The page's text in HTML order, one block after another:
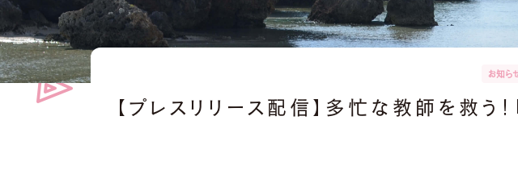
お知ら
【プレスリリース配信】多忙な教師を救う